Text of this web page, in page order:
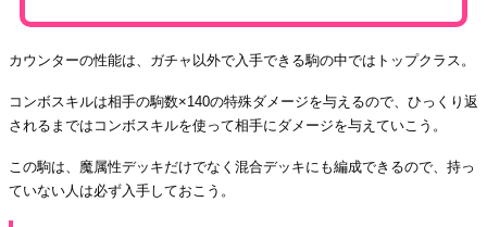
カウンターの性能は、ガチャ以外で入手できる駒の中ではトップクラス。
コンボスキルは相手の駒数×140の特殊ダメージを与えるので、ひっくり返
されるまではコンボスキルを使って相手にダメージを与えていこう。
この駒は、魔属性デッキだけでなく混合デッキにも編成できるので、持っ
ていない人は必ず入手しておこう。